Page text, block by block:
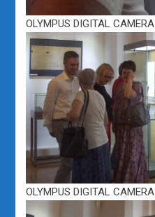
OLYMPUS DIGITAL CAMERA
OLYMPUS DIGITAL CAMERA